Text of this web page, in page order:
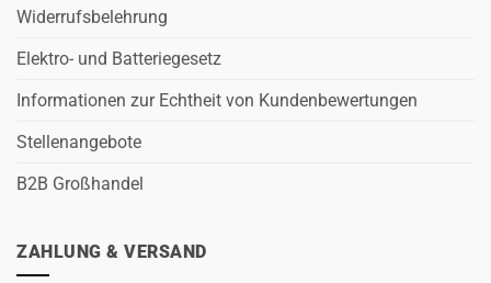
Widerrufsbelehrung
Elektro- und Batteriegesetz
Informationen zur Echtheit von Kundenbewertungen
Stellenangebote
B2B Großhandel
ZAHLUNG & VERSAND